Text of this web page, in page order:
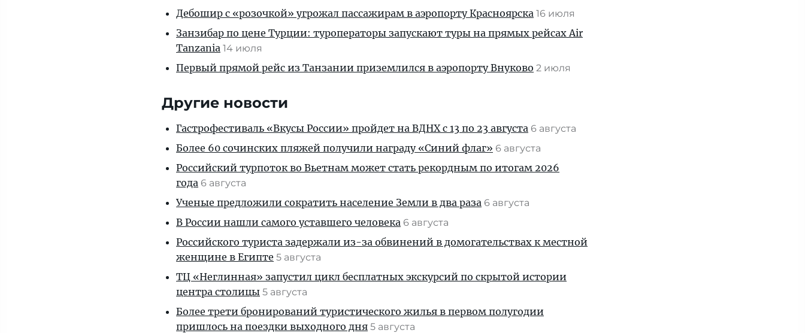
Дебошир с «розочкой» угрожал пассажирам в аэропорту Красноярска 16 июля
Занзибар по цене Турции: туроператоры запускают туры на прямых рейсах Air
Tanzania 14 июля
Первый прямой рейс из Танзании приземлился в аэропорту Внуково 2 июля
Другие новости
Гастрофестиваль «Вкусы России» пройдет на ВДНХ с 13 по 23 августа 6 августа
Более 60 сочинских пляжей получили награду «Синий флаг» 6 августа
Российский турпоток во Вьетнам может стать рекордным по итогам 2026
года 6 августа
Ученые предложили сократить население Земли в два раза 6 августа
В России нашли самого уставшего человека 6 августа
Российского туриста задержали из-за обвинений в домогательствах к местной
женщине в Египте 5 августа
ТЦ «Неглинная» запустил цикл бесплатных экскурсий по скрытой истории
центра столицы 5 августа
Более трети бронирований туристического жилья в первом полугодии
пришлось на поездки выходного дня 5 августа